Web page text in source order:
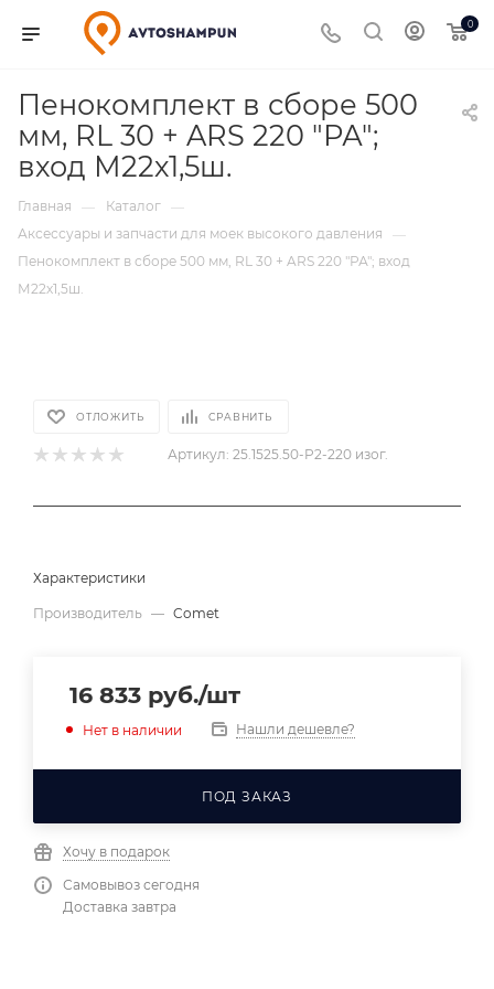
0
Пенокомплект в сборе 500
мм, RL 30 + ARS 220 "РА";
вход М22х1,5ш.
Главная — Каталог —
Аксессуары и запчасти для моек высокого давления
—
Пенокомплект в сборе 500 мм, RL 30 + ARS 220 "РА"; вход
М22х1,5ш.
ОТЛОЖИТЬ СРАВНИТЬ
Артикул: 25.1525.50-P2-220 изог.
Характеристики
Производитель — Comet
16 833 руб./шт
Нет в наличии Нашли дешевле?
ПОД ЗАКАЗ
Хочу в подарок
Самовывоз сегодня
Доставка завтра